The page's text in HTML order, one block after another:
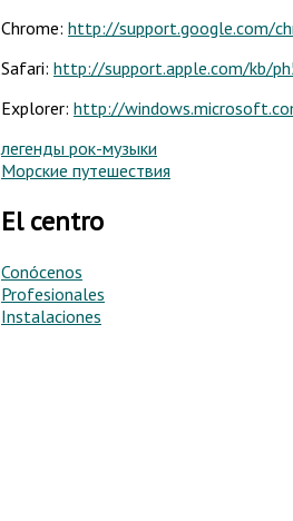
Chrome: http://support.google.com/
Safari: http://support.apple.com/kb/
Explorer: http://
легенды рок-музыки
Морские путешествия
El centro
Conócenos
Profesionales
Instalaciones